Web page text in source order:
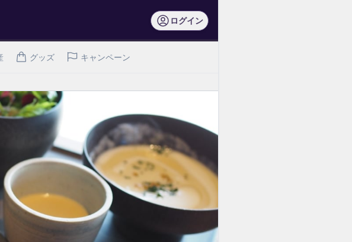
ログイン
グッズ キャンペーン